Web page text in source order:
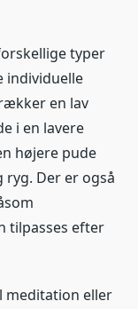
typer
individuelle
en lav
i en lavere
højere pude
Der er også
tilpasses efter
meditation eller